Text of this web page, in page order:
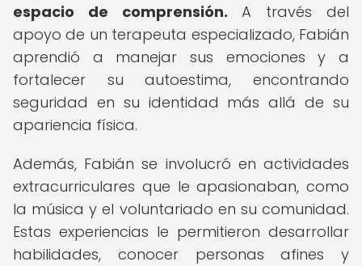
espacio de comprensión. A través del
apoyo de un terapeuta especializado, Fabián
aprendió a manejar sus emociones y a
fortalecer su autoestima, encontrando
seguridad en su identidad más allá de su
apariencia física.
Además, Fabián se involucró en actividades
extracurriculares que le apasionaban, como
la música y el voluntariado en su comunidad.
Estas experiencias le permitieron desarrollar
habilidades, conocer personas afines y